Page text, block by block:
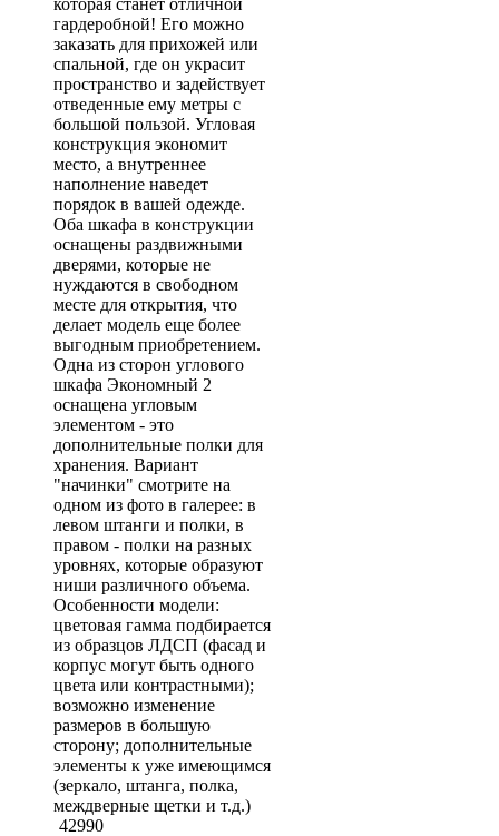
гардеробной! Его можно
заказать для прихожей или
спальной, где он украсит
пространство и задействует
отведенные ему метры с
большой пользой. Угловая
конструкция экономит
место, а внутреннее
наполнение наведет
порядок в вашей одежде.
Оба шкафа в конструкции
оснащены раздвижными
дверями, которые не
нуждаются в свободном
месте для открытия, что
делает модель еще более
выгодным приобретением.
Одна из сторон углового
шкафа Экономный 2
оснащена угловым
элементом - это
дополнительные полки для
хранения. Вариант
"начинки" смотрите на
одном из фото в галерее: в
левом штанги и полки, в
правом - полки на разных
уровнях, которые образуют
ниши различного объема.
Особенности модели:
цветовая гамма подбирается
из образцов ЛДСП (фасад и
корпус могут быть одного
цвета или контрастными);
возможно изменение
размеров в большую
сторону; дополнительные
элементы к уже имеющимся
(зеркало, штанга, полка,
междверные щетки и т.д.)
42990